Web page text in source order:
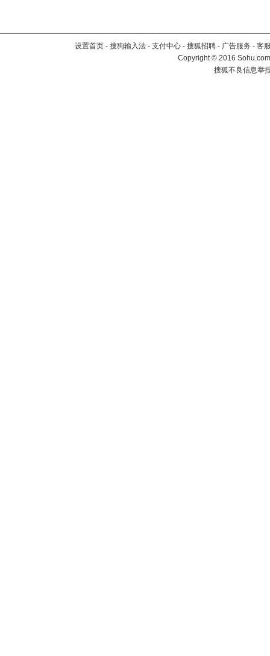
设置首页 - 搜狗输入法 - 支付中心 - 搜狐招聘 - 广告服务 - 客
Copyright©2016
搜狐不良信息举